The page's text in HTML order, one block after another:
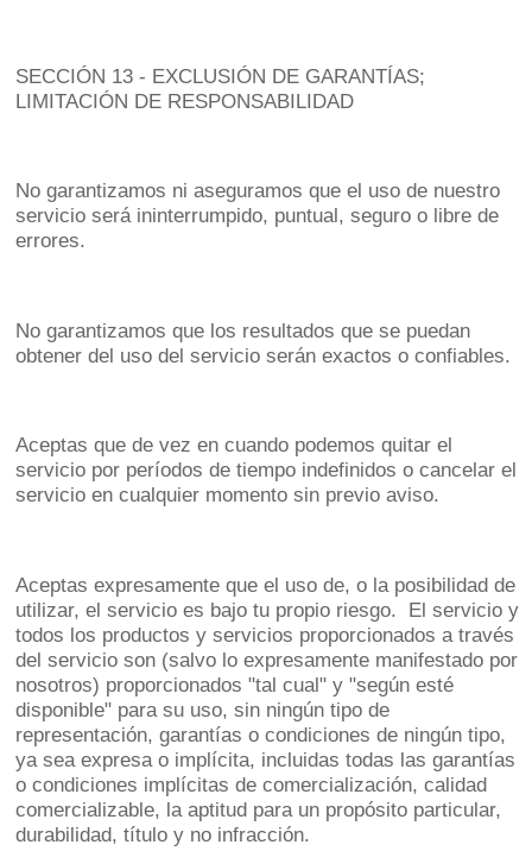
SECCIÓN 13 - EXCLUSIÓN DE GARANTÍAS;
LIMITACIÓN DE RESPONSABILIDAD
No garantizamos ni aseguramos que el uso de nuestro
servicio será ininterrumpido, puntual, seguro o libre de
errores.
No garantizamos que los resultados que se puedan
obtener del uso del servicio serán exactos o confiables.
Aceptas que de vez en cuando podemos quitar el
servicio por períodos de tiempo indefinidos o cancelar el
servicio en cualquier momento sin previo aviso.
Aceptas expresamente que el uso de, o la posibilidad de
utilizar, el servicio es bajo tu propio riesgo. El servicio y
todos los productos y servicios proporcionados a través
del servicio son (salvo lo expresamente manifestado por
nosotros) proporcionados "tal cual" y "según esté
disponible" para su uso, sin ningún tipo de
representación, garantías o condiciones de ningún tipo,
ya sea expresa o implícita, incluidas todas las garantías
o condiciones implícitas de comercialización, calidad
comercializable, la aptitud para un propósito particular,
durabilidad, título y no infracción.